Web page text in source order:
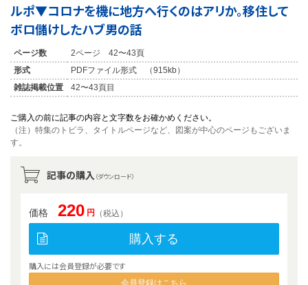
ルポ▼コロナを機に地方へ行くのはアリか。移住して
ボロ儲けしたハブ男の話
ページ数
2ページ 42〜43頁
形式
PDFファイル形式 （915kb）
雑誌掲載位置
42〜43頁目
ご購入の前に記事の内容と文字数をお確かめください。
（注）特集のトビラ、タイトルページなど、図案が中心のページもございま
す。
記事の購入 （ダウンロード）
価格 220 円 （税込）
購入する
購入には会員登録が必要です